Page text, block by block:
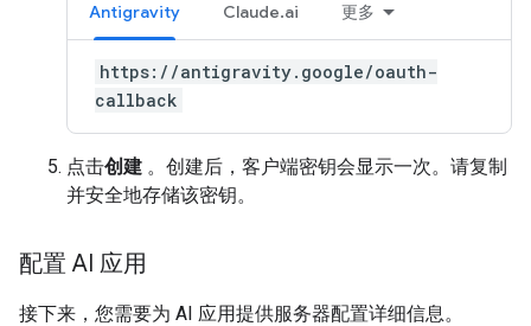
Antigravity Claude.ai 更多
https://antigravity.google/oauth-
callback
点击创建 。创建后，客户端密钥会显示一次。请复制
并安全地存储该密钥。
配置 AI 应用
接下来，您需要为 AI 应用提供服务器配置详细信息。